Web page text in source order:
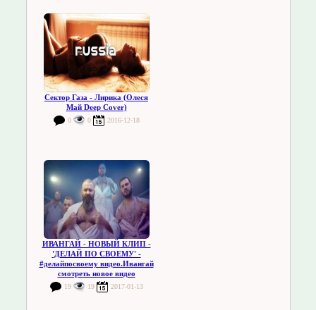
Сектор Газа - Лирика (Олеся
Май Deep Cover)
0 0 2016-12-18
ИВАНГАЙ - НОВЫЙ КЛИП -
'ДЕЛАЙ ПО СВОЕМУ' -
#делайпосвоему видео.Ивангай
смотреть новое видео
19 19 2017-01-13